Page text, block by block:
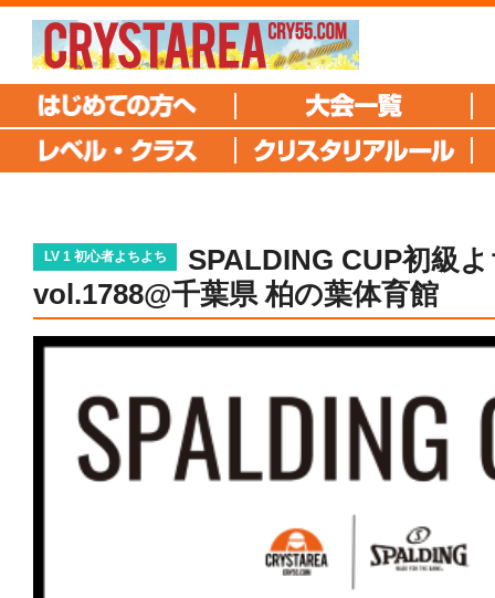
LV 1 初心者よちよち
SPALDING CUP初級
vol.1788@千葉県 柏の葉体育館